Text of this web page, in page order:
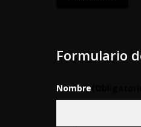
Formulario
Nombre